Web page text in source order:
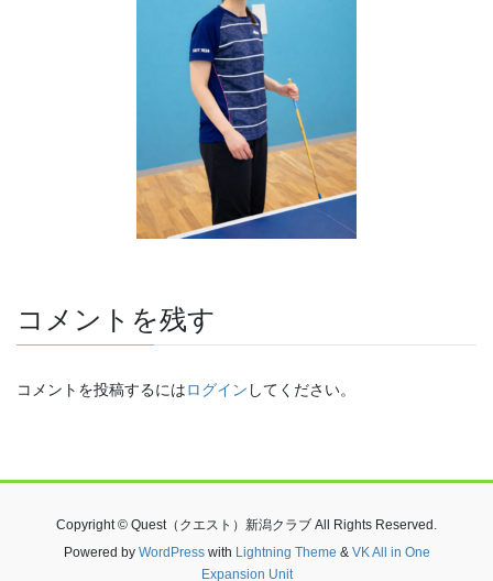
コメントを残す
コメントを投稿するにはログイン してください。
Copyright © Quest（クエスト）新潟クラブ All Rights Reserved.
Powered by WordPresswith Lightning Theme & VK All in One
Expansion Unit